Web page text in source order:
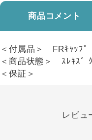
商品コメント
＜付属品＞ FRｷｬｯﾌﾟ
＜商品状態＞ ｽﾚｷｽﾞ
＜保証＞
レビュ